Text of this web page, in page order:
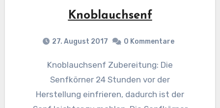
Knoblauchsenf
27. August 2017 0 Kommentare
Knoblauchsenf Zubereitung: Die
Senfkörner 24 Stunden vor der
Herstellung einfrieren, dadurch ist der